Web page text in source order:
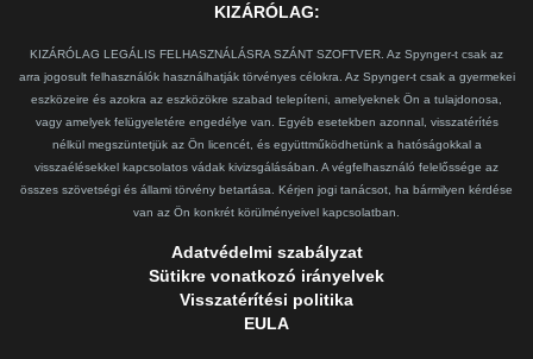
KIZÁRÓLAG:
KIZÁRÓLAG LEGÁLIS FELHASZNÁLÁSRA SZÁNT SZOFTVER. Az Spynger-t csak az
arra jogosult felhasználók használhatják törvényes célokra. Az Spynger-t csak a gyermekei
eszközeire és azokra az eszközökre szabad telepíteni, amelyeknek Ön a tulajdonosa,
vagy amelyek felügyeletére engedélye van. Egyéb esetekben azonnal, visszatérítés
nélkül megszüntetjük az Ön licencét, és együttműködhetünk a hatóságokkal a
visszaélésekkel kapcsolatos vádak kivizsgálásában. A végfelhasználó felelőssége az
összes szövetségi és állami törvény betartása. Kérjen jogi tanácsot, ha bármilyen kérdése
van az Ön konkrét körülményeivel kapcsolatban.
Adatvédelmi szabályzat
Sütikre vonatkozó irányelvek
Visszatérítési politika
EULA